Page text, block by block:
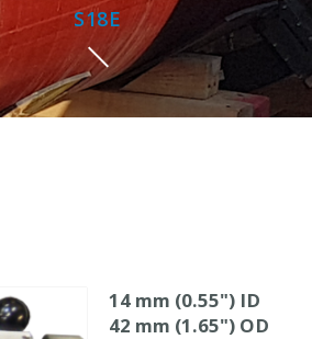
S18E
14 mm (0.55") ID
42 mm (1.65") OD